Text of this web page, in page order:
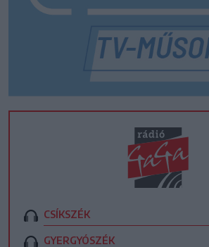
CSÍKSZÉK
GYERGYÓSZÉK